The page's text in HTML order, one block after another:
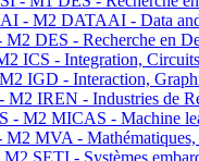
- M2 DATAAI - Data
DES - Recherche en
ICS - Integration,
IGD - Interaction,
IREN - Industries de
- M2 MICAS - Machine
MVA - Mathématiques,
SETI - Systèmes